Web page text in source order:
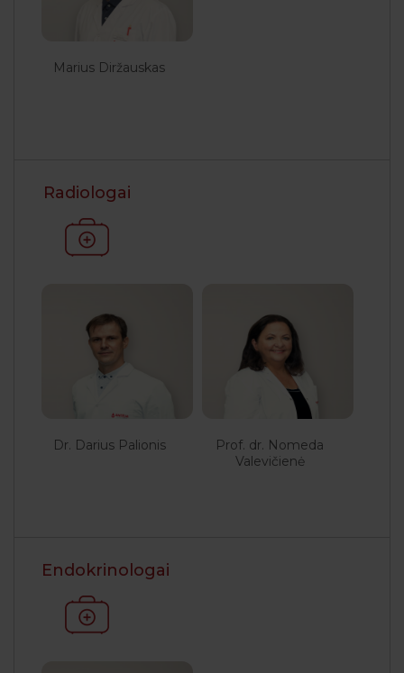
Marius Diržauskas
Radiologai
Dr. Darius Palionis
Prof. dr. Nomeda
Valevičienė
Endokrinologai